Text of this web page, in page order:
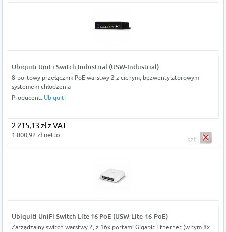
Ubiquiti UniFi Switch Industrial (USW-Industrial)
8-portowy przełącznik PoE warstwy 2 z cichym, bezwentylatorowym
systemem chłodzenia
Producent: Ubiquiti
2 215,13 zł z VAT
1 800,92 zł netto
szt
Ubiquiti UniFi Switch Lite 16 PoE (USW-Lite-16-PoE)
Zarządzalny switch warstwy 2, z 16x portami Gigabit Ethernet (w tym 8x